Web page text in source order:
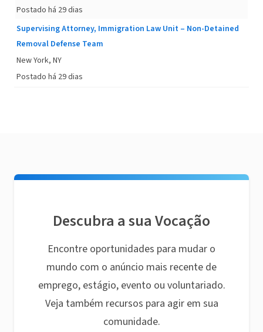
Postado há 29 dias
Supervising Attorney, Immigration Law Unit – Non-Detained
Removal Defense Team
New York, NY
Postado há 29 dias
Descubra a sua Vocação
Encontre oportunidades para mudar o
mundo com o anúncio mais recente de
emprego, estágio, evento ou voluntariado.
Veja também recursos para agir em sua
comunidade.